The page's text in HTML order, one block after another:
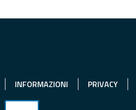
INFORMAZIONI PRIVACY